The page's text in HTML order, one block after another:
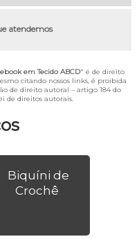
Biquíni de
Crochê
atendemos
em Tecido ABCD" é de direito
citando nossos links, é proibida
de direito autoral – artigo 184 do
de direitos autorais.